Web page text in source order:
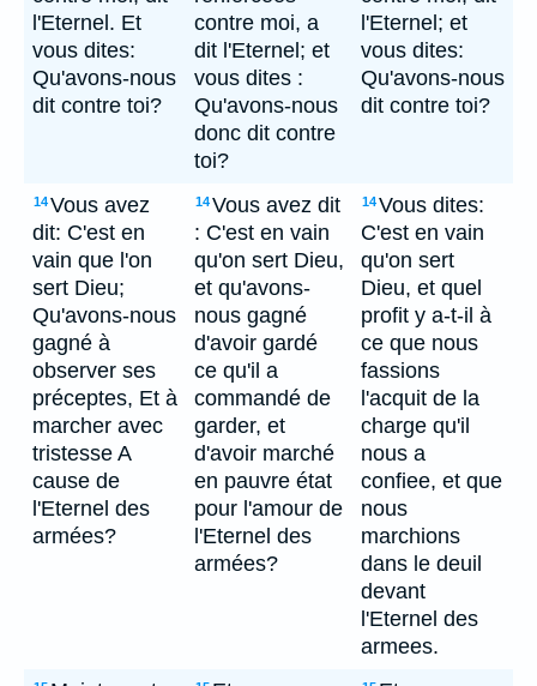
l'Eternel. Et
vous dites:
Qu'avons-nous
dit contre toi?
contre moi, a
dit l'Eternel; et
vous dites :
Qu'avons-nous
donc dit contre
toi?
l'Eternel; et
vous dites:
Qu'avons-nous
dit contre toi?
14Vous avez
dit: C'est en
vain que l'on
sert Dieu;
Qu'avons-nous
gagné à
observer ses
préceptes, Et à
marcher avec
tristesse A
cause de
l'Eternel des
armées?
14Vous avez dit
: C'est en vain
qu'on sert Dieu,
et qu'avons-
nous gagné
d'avoir gardé
ce qu'il a
commandé de
garder, et
d'avoir marché
en pauvre état
pour l'amour de
l'Eternel des
armées?
14Vous dites:
C'est en vain
qu'on sert
Dieu, et quel
profit y a-t-il à
ce que nous
fassions
l'acquit de la
charge qu'il
nous a
confiee, et que
nous
marchions
dans le deuil
devant
l'Eternel des
armees.